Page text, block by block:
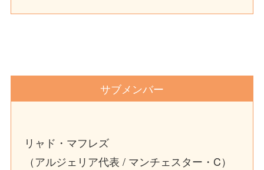
サブメンバー
リャド・マフレズ
（アルジェリア代表 / マンチェスター・C）